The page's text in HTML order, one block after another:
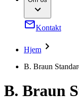
Jobmuligheder
Kontakt
Virksomhed
Kontakt
Hjem
B. Braun
B. Braun